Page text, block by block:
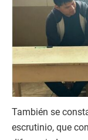
También se
escrutinio, que